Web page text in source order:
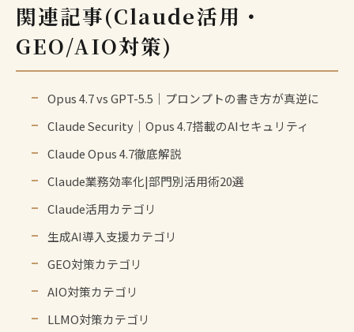
関連記事(Claude活用・
GEO/AIO対策)
Opus 4.7 vs GPT-5.5｜プロンプトの書き方が真逆に
Claude Security｜Opus 4.7搭載のAIセキュリティ
Claude Opus 4.7徹底解説
Claude業務効率化|部門別活用術20選
Claude活用カテゴリ
生成AI導入支援カテゴリ
GEO対策カテゴリ
AIO対策カテゴリ
LLMO対策カテゴリ